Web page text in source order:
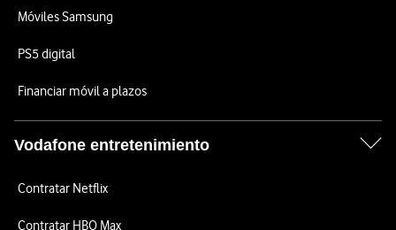
Móviles Samsung
PS5 digital
Financiar móvil a plazos
Vodafone entretenimiento
Contratar Netflix
Contratar HBO Max